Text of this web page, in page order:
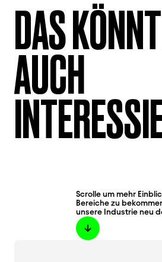
DAS
AUCH
Scrolle um mehr
Bereiche zu
unsere Industrie neu